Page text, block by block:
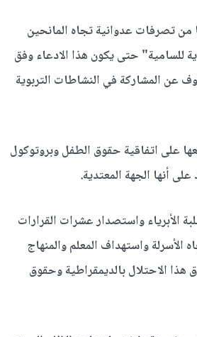
تصرفات عدوانية تجاه المانحين
للسامية" حتى يكون هذا الادعاء وفق
عن المشاركة في النشاطات التربوية
على اتفاقية حقوق الطفل وبروتوكول
أنها الجهة المعتدية.
الأبرياء واستصدار عشرات القرارات
واستهداف المعلم والمنهاج
الاحتلال بالديمقراطية وحقوق